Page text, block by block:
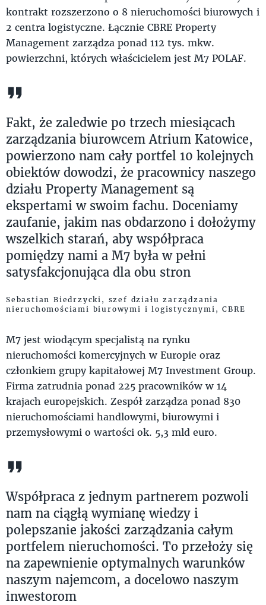
kontrakt rozszerzono o 8 nieruchomości biurowych i
2 centra logistyczne. Łącznie CBRE Property
Management zarządza ponad 112 tys. mkw.
powierzchni, których właścicielem jest M7 POLAF.
Fakt, że zaledwie po trzech miesiącach
zarządzania biurowcem Atrium Katowice,
powierzono nam cały portfel 10 kolejnych
obiektów dowodzi, że pracownicy naszego
działu Property Management są
ekspertami w swoim fachu. Doceniamy
zaufanie, jakim nas obdarzono i dołożymy
wszelkich starań, aby współpraca
pomiędzy nami a M7 była w pełni
satysfakcjonująca dla obu stron
Sebastian Biedrzycki, szef działu zarządzania
nieruchomościami biurowymi i logistycznymi, CBRE
M7 jest wiodącym specjalistą na rynku
nieruchomości komercyjnych w Europie oraz
członkiem grupy kapitałowej M7 Investment Group.
Firma zatrudnia ponad 225 pracowników w 14
krajach europejskich. Zespół zarządza ponad 830
nieruchomościami handlowymi, biurowymi i
przemysłowymi o wartości ok. 5,3 mld euro.
Współpraca z jednym partnerem pozwoli
nam na ciągłą wymianę wiedzy i
polepszanie jakości zarządzania całym
portfelem nieruchomości. To przełoży się
na zapewnienie optymalnych warunków
naszym najemcom, a docelowo naszym
inwestorom